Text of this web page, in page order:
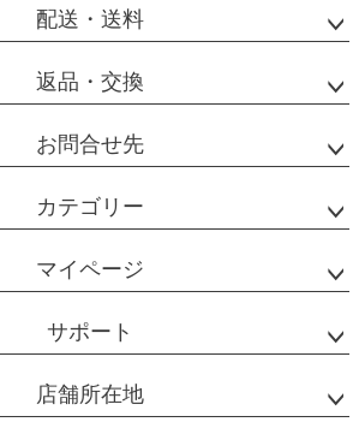
配送・送料
返品・交換
お問合せ先
カテゴリー
マイページ
サポート
店舗所在地